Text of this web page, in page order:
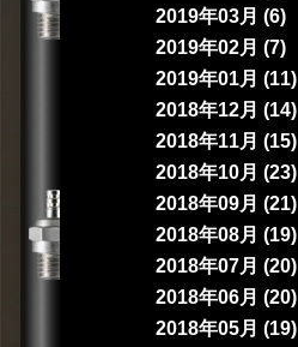
2019年03月 (6)
2019年02月 (7)
2019年01月 (11)
2018年12月 (14)
2018年11月 (15)
2018年10月 (23)
2018年09月 (21)
2018年08月 (19)
2018年07月 (20)
2018年06月 (20)
2018年05月 (19)